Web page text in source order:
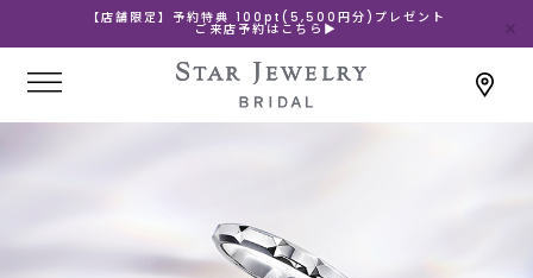
【店舗限定】予約特典 100pt(5,500円分)プレゼント
ご来店予約はこちら▶